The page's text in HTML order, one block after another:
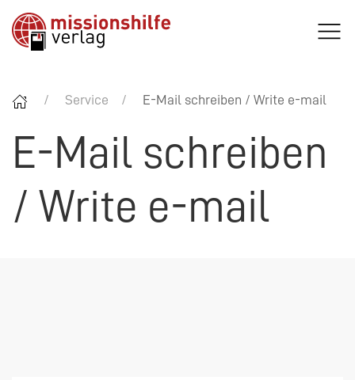
Service E-Mail schreiben / Write e-mail
E-Mail schreiben
/ Write e-mail